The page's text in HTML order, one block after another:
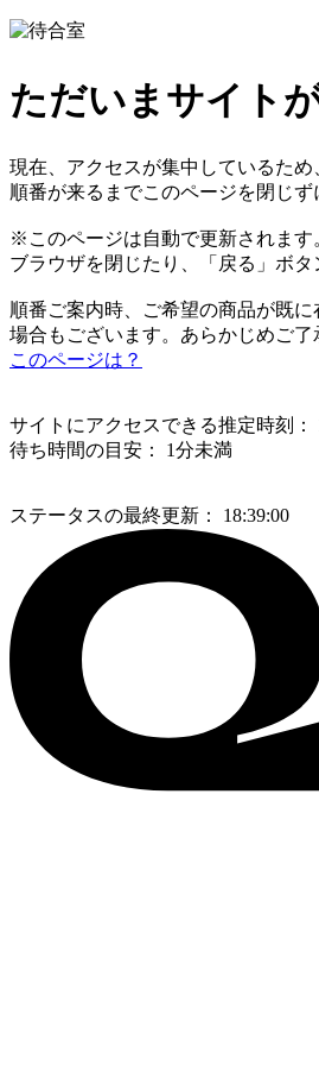
ただいまサイト
現在、アクセスが集中しているため
順番が来るまでこのページを閉じず
※このページは自動で更新されます
ブラウザを閉じたり、「戻る」ボタ
順番ご案内時、ご希望の商品が既
場合もございます。あらかじめご了
このページは？
サイトにアクセスできる推定時刻：
待ち時間の目安：
1分未満
ステータスの最終更新： 18:39:00